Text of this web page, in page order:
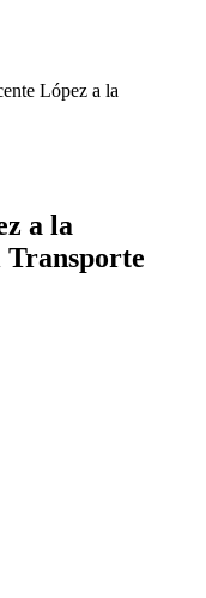
López a la
a la
Transporte